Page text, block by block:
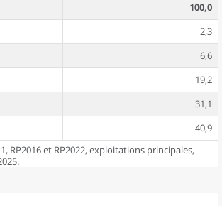
100,0
2,3
6,6
19,2
31,1
40,9
RP2016 et RP2022, exploitations principales,